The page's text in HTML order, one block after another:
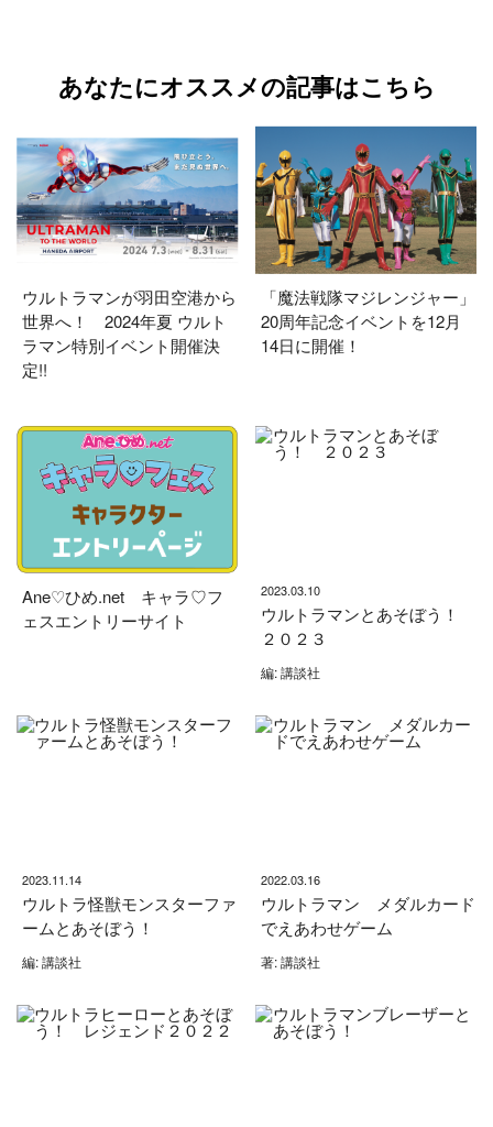
あなたにオススメの記事はこちら
ウルトラマンが羽田空港から
世界へ！ 2024年夏 ウルト
ラマン特別イベント開催決
定!!
「魔法戦隊マジレンジャー」
20周年記念イベントを12月
14日に開催！
Ane♡ひめ.net キャラ♡フ
ェスエントリーサイト
2023.03.10
ウルトラマンとあそぼう！
２０２３
編: 講談社
2023.11.14
ウルトラ怪獣モンスターファ
ームとあそぼう！
編: 講談社
2022.03.16
ウルトラマン メダルカード
でえあわせゲーム
著: 講談社